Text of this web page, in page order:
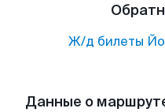
Ж/д билеты
Данные о